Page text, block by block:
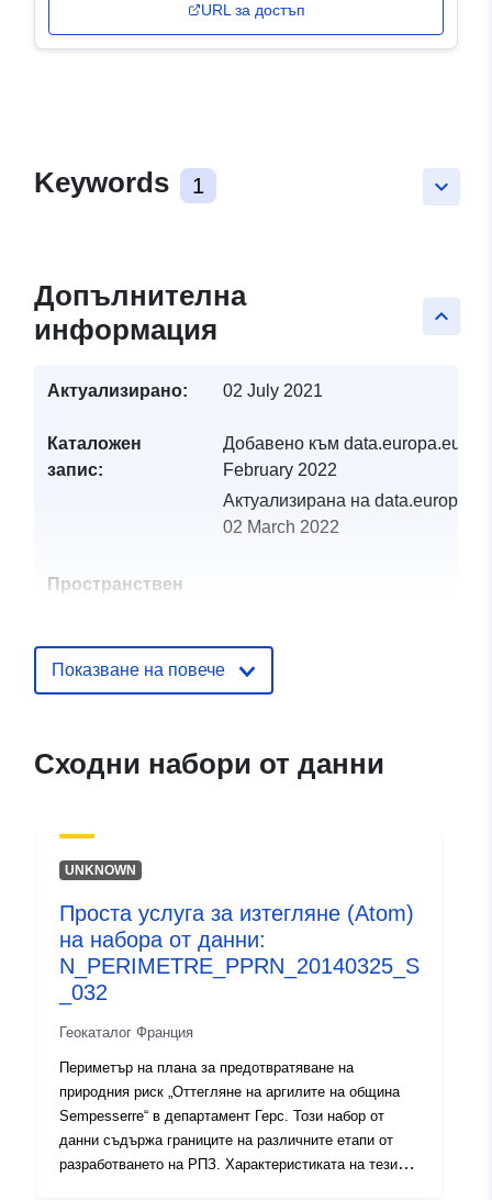
URL за достъп
keyboard_arrow_down
Keywords 1
keyboard_arrow_up
Допълнителна
информация
Актуализирано: 02 July 2021
Каталожен
запис:
Добавено към data.europa.eu:
February 2022
Актуализирана на
02 March 2022
Пространствен
Идентификатор
и:
http://catalogue.geo-
ide.developpement-
259e-48b1-b6fe-
424a-aeb6-630e899a5aba
Тип:
Ресурси:
http://inspire.ec.europa.eu/
Показване на повече
Сходни набори от данни
UNKNOWN
Проста услуга за изтегляне (Atom)
на набора от данни:
N_PERIMETRE_PPRN_20140325_S
_032
Геокаталог Франция
Периметър на плана за предотвратяване на
природния риск „Оттегляне на аргилите на община
Sempesserre“ в департамент Герс. Този набор от
данни съдържа границите на различните етапи от
разработването на РПЗ. Характеристиката на тези